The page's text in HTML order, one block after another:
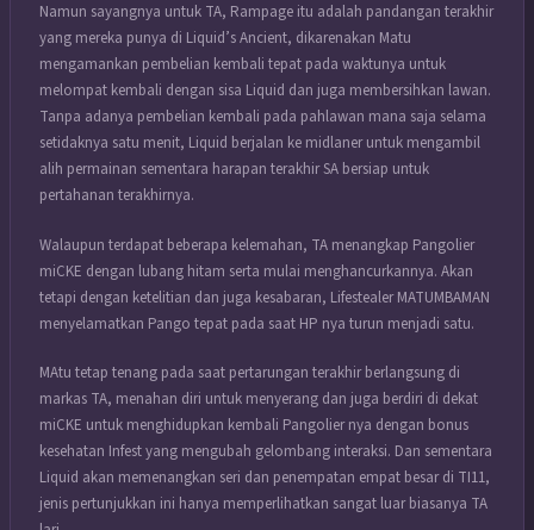
Namun sayangnya untuk TA, Rampage itu adalah pandangan terakhir
yang mereka punya di Liquid’s Ancient, dikarenakan Matu
mengamankan pembelian kembali tepat pada waktunya untuk
melompat kembali dengan sisa Liquid dan juga membersihkan lawan.
Tanpa adanya pembelian kembali pada pahlawan mana saja selama
setidaknya satu menit, Liquid berjalan ke midlaner untuk mengambil
alih permainan sementara harapan terakhir SA bersiap untuk
pertahanan terakhirnya.
Walaupun terdapat beberapa kelemahan, TA menangkap Pangolier
miCKE dengan lubang hitam serta mulai menghancurkannya. Akan
tetapi dengan ketelitian dan juga kesabaran, Lifestealer MATUMBAMAN
menyelamatkan Pango tepat pada saat HP nya turun menjadi satu.
MAtu tetap tenang pada saat pertarungan terakhir berlangsung di
markas TA, menahan diri untuk menyerang dan juga berdiri di dekat
miCKE untuk menghidupkan kembali Pangolier nya dengan bonus
kesehatan Infest yang mengubah gelombang interaksi. Dan sementara
Liquid akan memenangkan seri dan penempatan empat besar di TI11,
jenis pertunjukkan ini hanya memperlihatkan sangat luar biasanya TA